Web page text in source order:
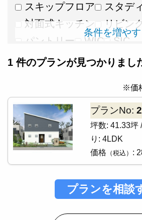
スキップフロア
スタデ
対面式キッチン
リビン
パントリー
WIC
SIC
リモートワークスペース
ウッドデ
吹き抜け
条件を増やす
1 件のプランが見つかりまし
※価
プランNo:
坪数: 41.33坪
り: 4LDK
価格 （税込） :
プランを相談